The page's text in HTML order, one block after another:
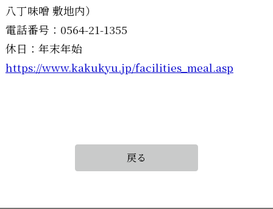
八丁味噌 敷地内）
電話番号：0564-21-1355
休日：年末年始
https://www.kakukyu.jp/facilities_meal.asp
戻る